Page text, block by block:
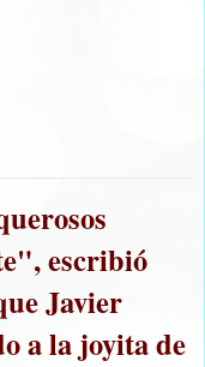
escribió
Javier
a la joyita de